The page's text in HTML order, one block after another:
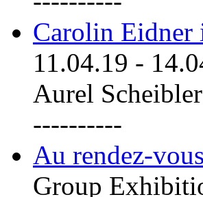
Carolin
11.04.19 -
Aurel
----------
Au rendez-
Group